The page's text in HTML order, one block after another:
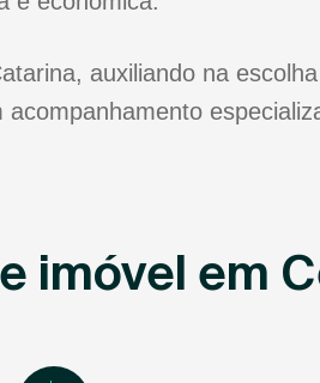
auxiliando na
imóvel em